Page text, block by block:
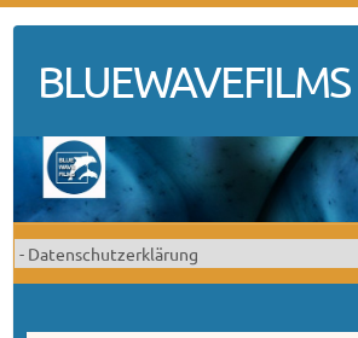
contentBLUEWAVEFILMS